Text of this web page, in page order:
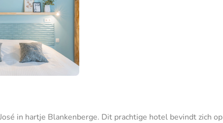
in hartje Blankenberge. Dit prachtige hotel bevindt zich op